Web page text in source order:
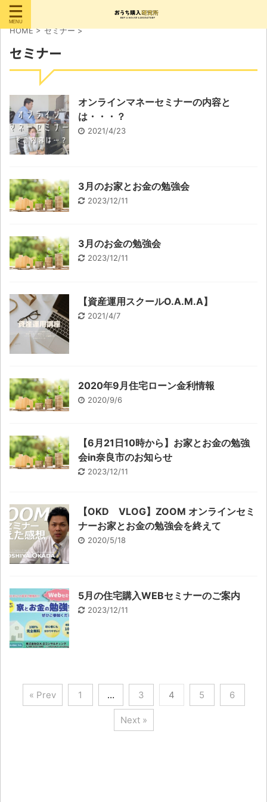
HOME> セミナー >
セミナー
オンラインマネーセミナーの内容と
は・・・？
2021/4/23
3月のお家とお金の勉強会
2023/12/11
3月のお金の勉強会
2023/12/11
【資産運用スクールO.A.M.A】
2021/4/7
2020年9月住宅ローン金利情報
2020/9/6
【6月21日10時から】お家とお金の勉強
会in奈良市のお知らせ
2023/12/11
【OKD VLOG】ZOOM オンラインセミ
ナーお家とお金の勉強会を終えて
2020/5/18
5月の住宅購入WEBセミナーのご案内
2023/12/11
« Prev 1 … 3 4 5 6
Next »